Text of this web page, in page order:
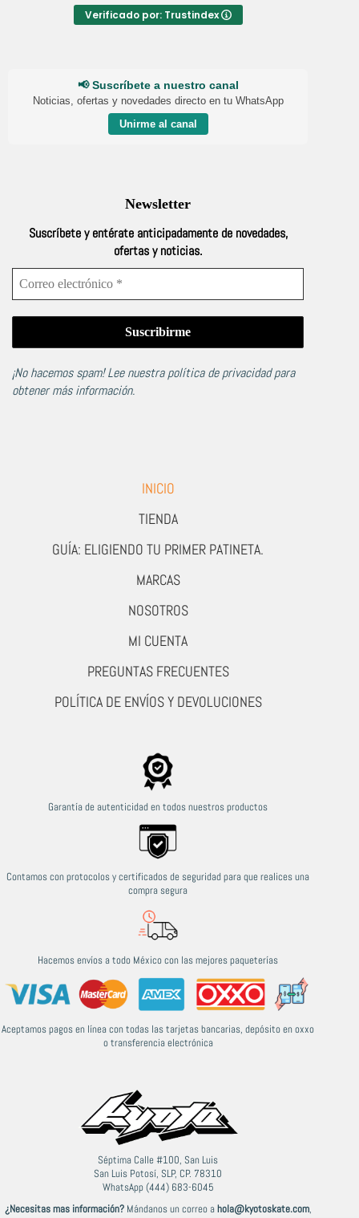
Verificado por: Trustindex
📢 Suscríbete a nuestro canal
Noticias, ofertas y novedades directo en tu WhatsApp
Unirme al canal
Newsletter
Suscríbete y entérate anticipadamente de novedades,
ofertas y noticias.
¡No hacemos spam! Lee nuestrapolítica de privacidadpara
obtener más información.
INICIO
TIENDA
GUÍA: ELIGIENDO TU PRIMER PATINETA.
MARCAS
NOSOTROS
MI CUENTA
PREGUNTAS FRECUENTES
POLÍTICA DE ENVÍOS Y DEVOLUCIONES
Garantía de autenticidad en todos nuestros productos
Contamos con protocolos y certificados de seguridad para que realices una
compra segura
Hacemos envíos a todo México con las mejores paqueterías
Aceptamos pagos en línea con todas las tarjetas bancarias, depósito en oxxo
o transferencia electrónica
Séptima Calle #100, San Luis
San Luis Potosí, SLP, CP. 78310
WhatsApp (444) 683-6045
¿Necesitas mas información?Mándanos un correo ahola@kyotoskate.com,